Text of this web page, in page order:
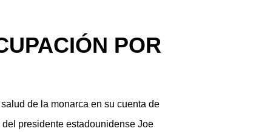
POR
de la monarca en su cuenta de
presidente estadounidense Joe